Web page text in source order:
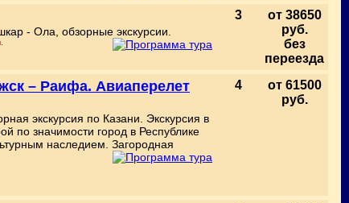
- Ола, обзорные экскурсии.
3
от 38650
руб.
без
переезда
– Раифа. Авиаперелет
экскурсия по Казани. Экскурсия в
по значимости город в Республике
наследием. Загородная
4
от 61500
руб.